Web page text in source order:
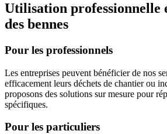
Utilisation professionnelle
des bennes
Pour les professionnels
Les entreprises peuvent bénéficier de nos
efficacement leurs déchets de chantier ou
proposons des solutions sur mesure pour
spécifiques.
Pour les particuliers